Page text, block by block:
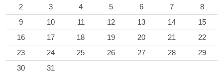
2
3 4 5 6 7
8
9
10 11 12 13 14
15
16
17 18 19 20 21
22
23
24 25 26 27 28
29
30
31